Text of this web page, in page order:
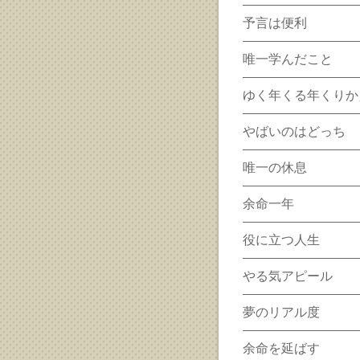
予言は便利
唯一学んだこと
ゆく年くる年くり
やばいのはどっち
唯一の休息
余命一年
役に立つ人生
やる気アピール
夢のリアル度
余命を延ばす